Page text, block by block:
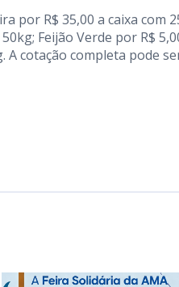
por R$ 35,00 a caixa com
Feijão Verde por R$
A cotação completa pode